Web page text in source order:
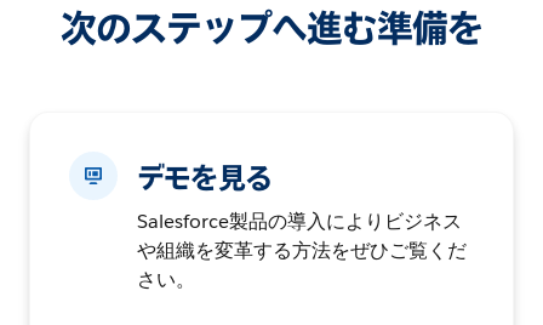
次のステップへ進む準備を
デモを見る
Salesforce製品の導入によりビジネス
や組織を変革する方法をぜひご覧くだ
さい。